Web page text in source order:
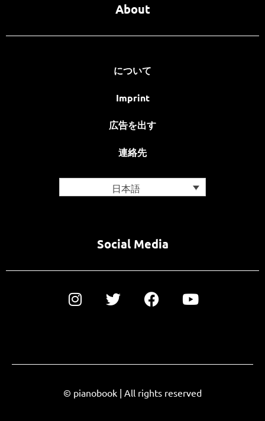
About
について
Imprint
広告を出す
連絡先
日本語
Social Media
© pianobook | All rights reserved